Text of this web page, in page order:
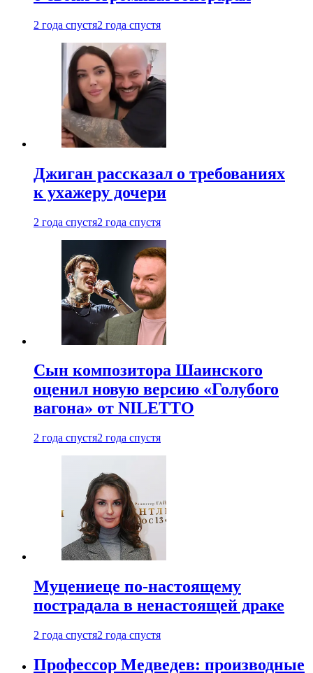
2 года спустя2 года спустя
Джиган рассказал о требованиях
к ухажеру дочери
2 года спустя2 года спустя
Сын композитора Шаинского
оценил новую версию «Голубого
вагона» от NILETTO
2 года спустя2 года спустя
Муцениеце по-настоящему
пострадала в ненастоящей драке
2 года спустя2 года спустя
Профессор Медведев: производные